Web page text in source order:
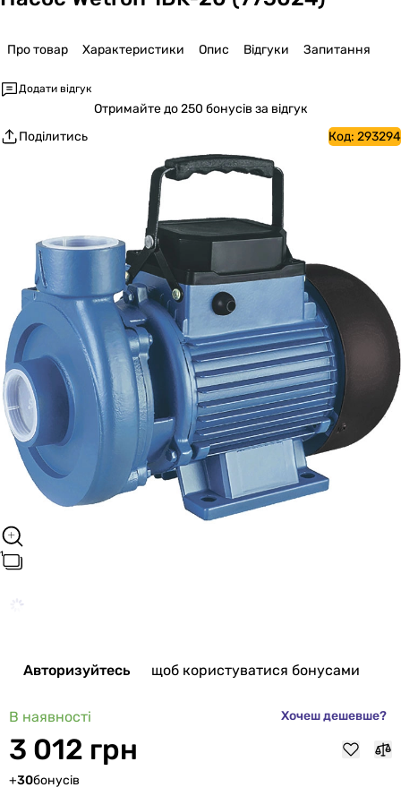
Про товар Характеристики Опис Відгуки Запитання
Додати відгук
Отримайтедо 250 бонусів за відгук
Поділитись
Код: 293294
Авторизуйтесь щоб користуватися бонусами
В наявності Хочеш дешевше?
3 012 грн
+30бонусів